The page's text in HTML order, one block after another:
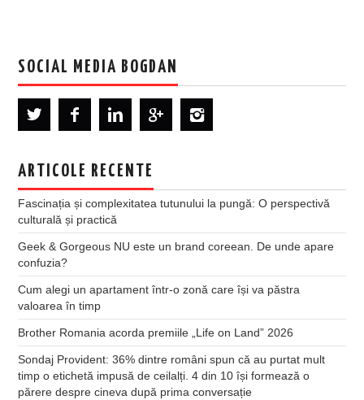
SOCIAL MEDIA BOGDAN
ARTICOLE RECENTE
Fascinația și complexitatea tutunului la pungă: O perspectivă
culturală și practică
Geek & Gorgeous NU este un brand coreean. De unde apare
confuzia?
Cum alegi un apartament într-o zonă care își va păstra
valoarea în timp
Brother Romania acorda premiile „Life on Land” 2026
Sondaj Provident: 36% dintre români spun că au purtat mult
timp o etichetă impusă de ceilalți. 4 din 10 își formează o
părere despre cineva după prima conversație